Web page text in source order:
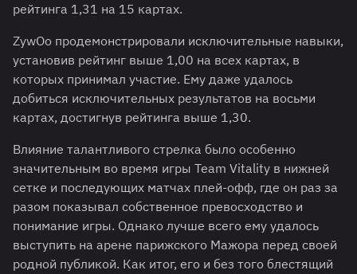
рейтинга 1,31 на 15 картах.
ZywOo продемонстрировали исключительные навыки,
установив рейтинг выше 1,00 на всех картах, в
которых принимал участие. Ему даже удалось
добиться исключительных результатов на восьми
картах, достигнув рейтинга выше 1,30.
Влияние талантливого стрелка было особенно
значительным во время игры Team Vitality в нижней
сетке и последующих матчах плей-офф, где он раз за
разом показывал собственное превосходство и
понимание игры. Однако лучше всего ему удалось
выступить на арене парижского Мажора перед своей
родной публикой. Как итог, его и без того блестящий